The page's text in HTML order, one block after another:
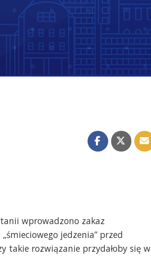
wprowadzono zakaz
jedzenia” przed
takie rozwiązanie przydałoby się w